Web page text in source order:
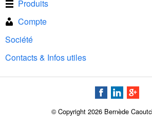
Produits
Compte
Société
Contacts & Infos utiles
© Copyright 2026 Bernède